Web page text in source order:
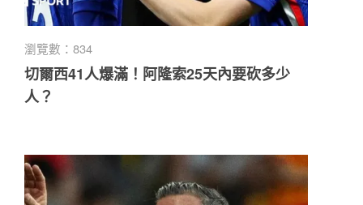
瀏覽數：834
切爾西41人爆滿！阿隆索25天內要砍多少
人？